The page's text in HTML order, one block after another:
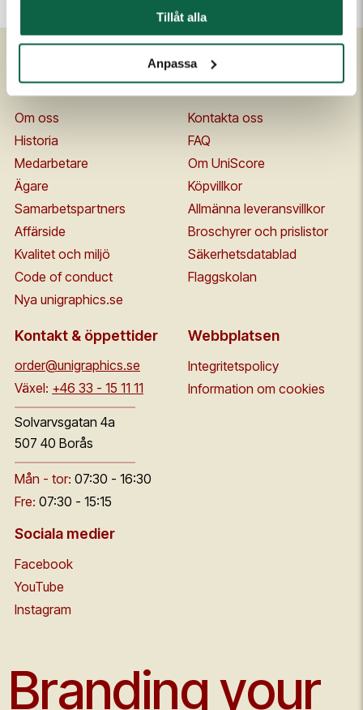
Tillåt alla
Anpassa
Om Unigraphics
Om oss
Historia
Medarbetare
Ägare
Samarbetspartners
Affärside
Kvalitet och miljö
Code of conduct
Nya unigraphics.se
Kundservice
Kontakta oss
FAQ
Om UniScore
Köpvillkor
Allmänna leveransvillkor
Broschyrer och prislistor
Säkerhetsdatablad
Flaggskolan
Kontakt & öppettider
order@unigraphics.se
Växel: +46 33 - 15 11 11
Solvarvsgatan 4a
507 40 Borås
Mån - tor: 07:30 - 16:30
Fre: 07:30 - 15:15
Webbplatsen
Integritetspolicy
Information om cookies
Sociala medier
Facebook
YouTube
Instagram
Branding your